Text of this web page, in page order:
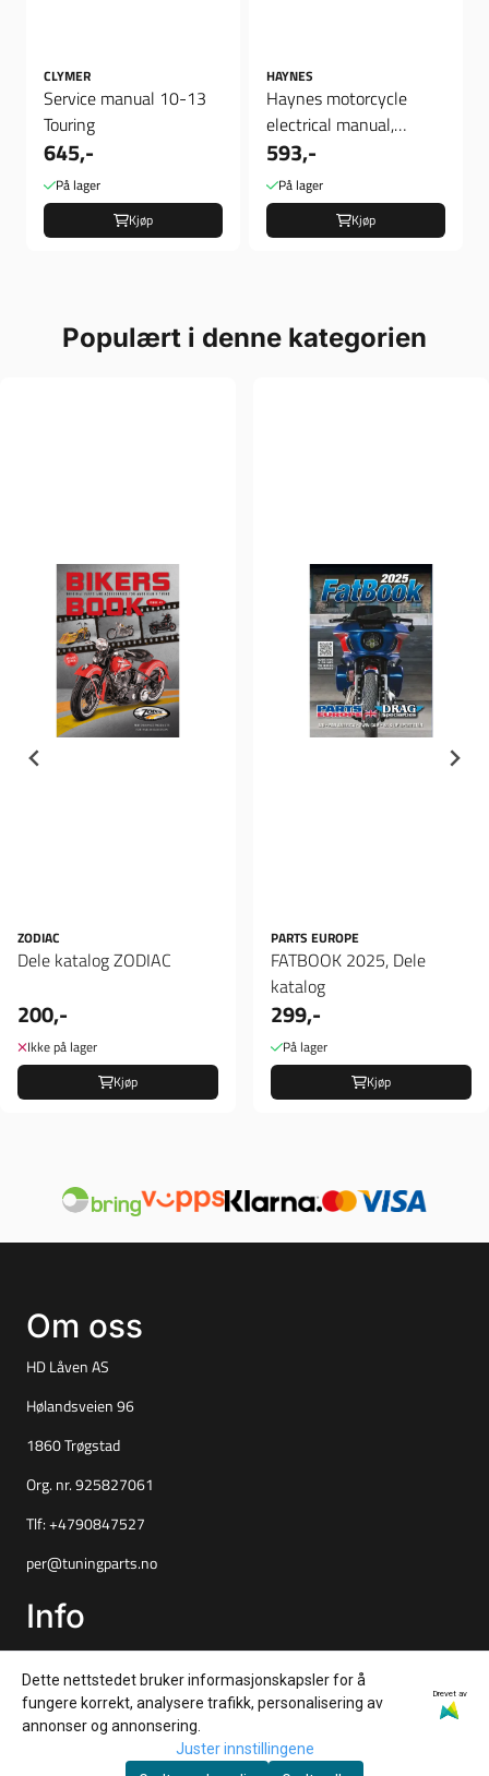
CLYMER
Service manual 10-13
Touring
645,-
På lager
Kjøp
HAYNES
Haynes motorcycle
electrical manual,
verksted bok
593,-
På lager
Kjøp
Populært i denne kategorien
ZODIAC
Dele katalog ZODIAC
200,-
Ikke på lager
Kjøp
PARTS EUROPE
FATBOOK 2025, Dele
katalog
299,-
På lager
Kjøp
Om oss
HD Låven AS
Hølandsveien 96
1860 Trøgstad
Org. nr. 925827061
Tlf: +4790847527
per@tuningparts.no
Info
Frakt og retur
Personvern
Salgsbetingelser
Dette nettstedet bruker informasjonskapsler for å
fungere korrekt, analysere trafikk, personalisering av
annonser og annonsering.
Drevet av
Juster innstillingene